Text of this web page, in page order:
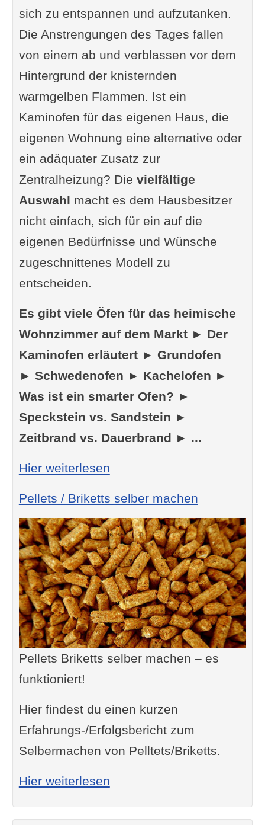
sich zu entspannen und aufzutanken.
Die Anstrengungen des Tages fallen
von einem ab und verblassen vor dem
Hintergrund der knisternden
warmgelben Flammen. Ist ein
Kaminofen für das eigenen Haus, die
eigenen Wohnung eine alternative oder
ein adäquater Zusatz zur
Zentralheizung? Die vielfältige
Auswahl macht es dem Hausbesitzer
nicht einfach, sich für ein auf die
eigenen Bedürfnisse und Wünsche
zugeschnittenes Modell zu
entscheiden.
Es gibt viele Öfen für das heimische
Wohnzimmer auf dem Markt ► Der
Kaminofen erläutert ► Grundofen
► Schwedenofen ► Kachelofen ►
Was ist ein smarter Ofen? ►
Speckstein vs. Sandstein ►
Zeitbrand vs. Dauerbrand ► ...
Hier weiterlesen: Kaminofen Unterschiede
Pellets / Briketts selber machen
Pellets Briketts selber machen – es
funktioniert!
Hier findest du einen kurzen
Erfahrungs-/Erfolgsbericht zum
Selbermachen von Pelltets/Briketts.
Hier weiterlesen: Pellets / Briketts selber